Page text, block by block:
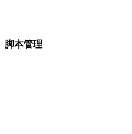
脚本管理